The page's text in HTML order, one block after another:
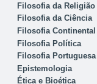
Filosofia da Religião
Filosofia da Ciência
Filosofia Continental
Filosofia Política
Filosofia Portuguesa
Epistemologia
Ética e Bioética